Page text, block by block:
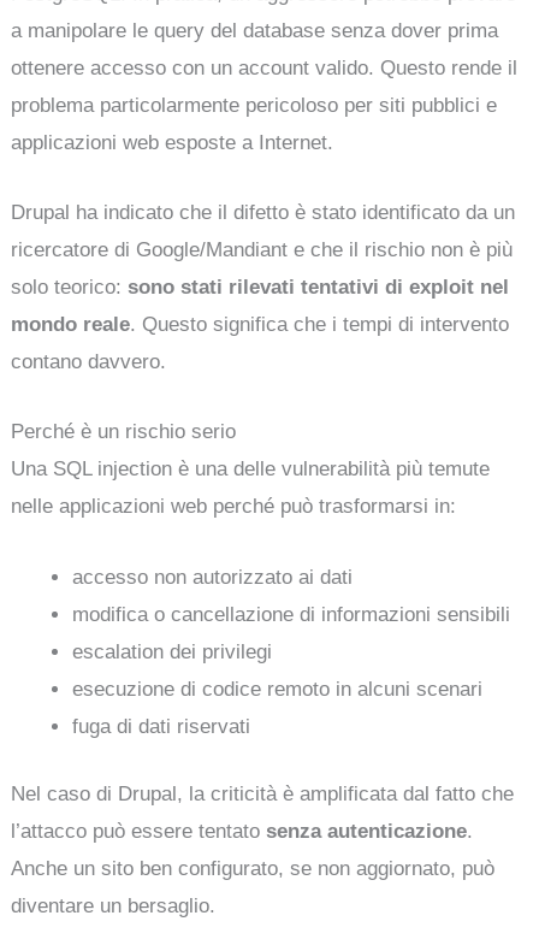
a manipolare le query del database senza dover prima
ottenere accesso con un account valido. Questo rende il
problema particolarmente pericoloso per siti pubblici e
applicazioni web esposte a Internet.
Drupal ha indicato che il difetto è stato identificato da un
ricercatore di Google/Mandiant e che il rischio non è più
solo teorico:sono stati rilevati tentativi di exploit nel
mondo reale. Questo significa che i tempi di intervento
contano davvero.
Perché è un rischio serio
Una SQL injection è una delle vulnerabilità più temute
nelle applicazioni web perché può trasformarsi in:
accesso non autorizzato ai dati
modifica o cancellazione di informazioni sensibili
escalation dei privilegi
esecuzione di codice remoto in alcuni scenari
fuga di dati riservati
Nel caso di Drupal, la criticità è amplificata dal fatto che
l’attacco può essere tentatosenza autenticazione.
Anche un sito ben configurato, se non aggiornato, può
diventare un bersaglio.